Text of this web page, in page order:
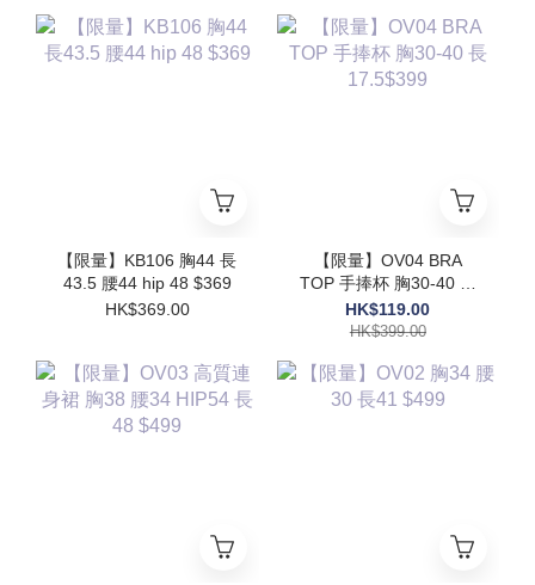
【限量】KB106 胸44 長
43.5 腰44 hip 48 $369
HK$369.00
【限量】OV04 BRA
TOP 手捧杯 胸30-40 長
17.5$399
HK$119.00
HK$399.00